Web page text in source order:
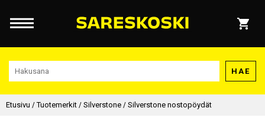
HAE
Etusivu /Tuotemerkit / Silverstone / Silverstone nostopöydät